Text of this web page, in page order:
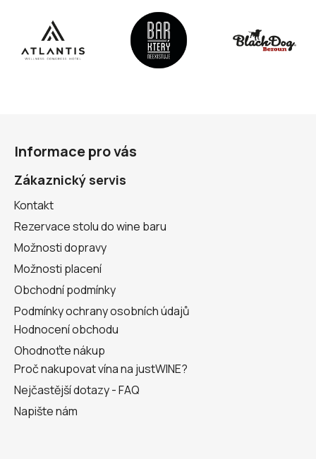
Informace pro vás
Zákaznický servis
Kontakt
Rezervace stolu do wine baru
Možnosti dopravy
Možnosti placení
Obchodní podmínky
Podmínky ochrany osobních údajů
Hodnocení obchodu
Ohodnoťte nákup
Proč nakupovat vína na justWINE?
Nejčastější dotazy - FAQ
Napište nám